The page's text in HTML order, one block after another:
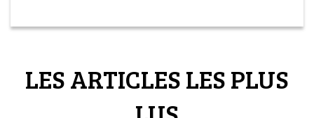
LES ARTICLES LES PLUS